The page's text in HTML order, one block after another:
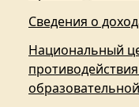
Сведения о
Национальный